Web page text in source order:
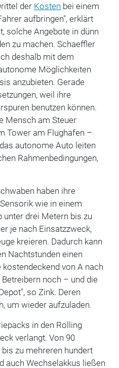
der Kosten bei einem
aufbringen", erklärt
solche Angebote in dünn
zu machen. Schaeffler
deshalb mit dem
Möglichkeiten
anzubieten. Gerade
weil ihre
benutzen können.
Mensch am Steuer
Tower am Flughafen –
autonome Auto leiten
Rahmenbedingungen,
haben ihre
wie in einem
unter drei Metern bis zu
je nach Einsatzzweck,
kreieren. Dadurch kann
Nachtstunden einen
von A nach
noch – und die
so Zink. Deren
um wieder aufzuladen.
in den Rolling
verlangt. Von 90
zu mehreren hundert
auch Wechselakkus ließen